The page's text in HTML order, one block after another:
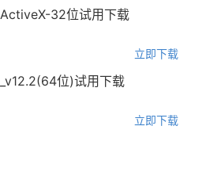
32位试用下载
立即下载
位)试用下载
立即下载